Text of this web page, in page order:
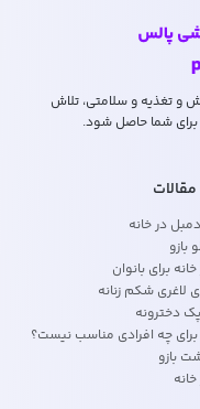
و تغذیه و سلامتی، تلاش
برای شما حاصل شود.
در خانه
بازو
برای بانوان
لاغری شکم زنانه
دخترونه
برای چه افرادی مناسب نیست؟
بازو